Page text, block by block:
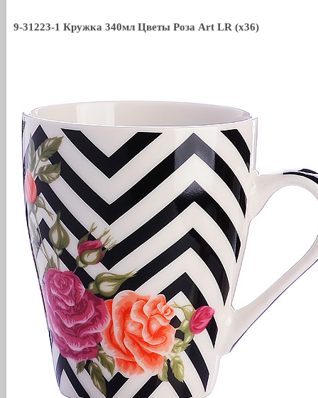
9-31223-1 Кружка 340мл Цветы Роза Art LR (х36)